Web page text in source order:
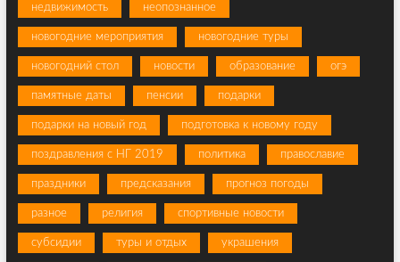
недвижимость неопознанное
новогодние мероприятия новогодние туры
новогодний стол новости образование огэ
памятные даты пенсии подарки
подарки на новый год подготовка к новому году
поздравления с НГ 2019 политика православие
праздники предсказания прогноз погоды
разное религия спортивные новости
субсидии туры и отдых украшения